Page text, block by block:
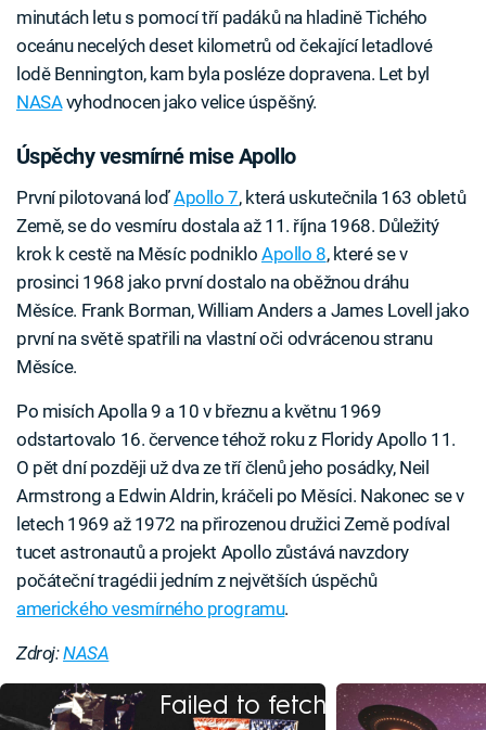
minutách letu s pomocí tří padáků na hladině Tichého
oceánu necelých deset kilometrů od čekající letadlové
lodě Bennington, kam byla posléze dopravena. Let byl
NASAvyhodnocen jako velice úspěšný.
Úspěchy vesmírné mise Apollo
První pilotovaná loďApollo 7, která uskutečnila 163 obletů
Země, se do vesmíru dostala až 11. října 1968. Důležitý
krok k cestě na Měsíc podniklo Apollo 8, které se v
prosinci 1968 jako první dostalo na oběžnou dráhu
Měsíce. Frank Borman, William Anders a James Lovell jako
první na světě spatřili na vlastní oči odvrácenou stranu
Měsíce.
Po misích Apolla 9 a 10 v březnu a květnu 1969
odstartovalo 16. července téhož roku z Floridy Apollo 11.
O pět dní později už dva ze tří členů jeho posádky, Neil
Armstrong a Edwin Aldrin, kráčeli po Měsíci. Nakonec se v
letech 1969 až 1972 na přirozenou družici Země podíval
tucet astronautů a projekt Apollo zůstává navzdory
počáteční tragédii jedním z největších úspěchů
amerického vesmírného programu.
Zdroj:NASA
Failed to fetch